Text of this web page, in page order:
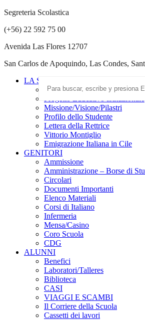
Segreteria Scolastica
(+56) 22 592 75 00
Avenida Las Flores 12707
San Carlos de Apoquindo, Las Condes,
LA SCUOLA
Scuola Paritaria
Missione/Visione/Pilastri
Profilo dello Studente
Lettera della Rettrice
Vittorio Montiglio
Emigrazione Italiana in Cile
GENITORI
Ammissione
Amministrazione – Borse di
Circolari
Documenti Importanti
Elenco Materiali
Corsi di Italiano
Infermeria
Mensa/Casino
Coro Scuola
CDG
ALUNNI
Benefici
Laboratori/Talleres
Biblioteca
CASI
VIAGGI E SCAMBI
Il Corriere della Scuola
Cassetti dei lavori